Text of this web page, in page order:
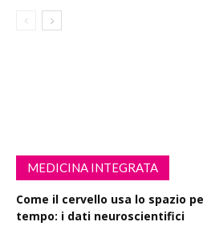
MEDICINA INTEGRATA
Come il cervello usa lo spazio
tempo: i dati neuroscientifici